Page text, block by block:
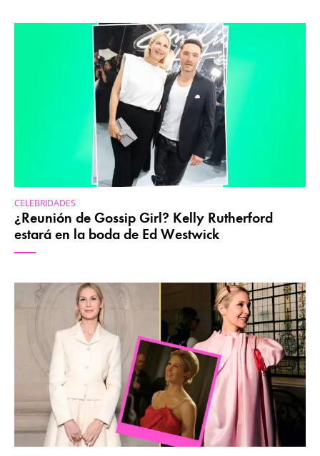
CELEBRIDADES
¿Reunión de Gossip Girl? Kelly Rutherford
estará en la boda de Ed Westwick